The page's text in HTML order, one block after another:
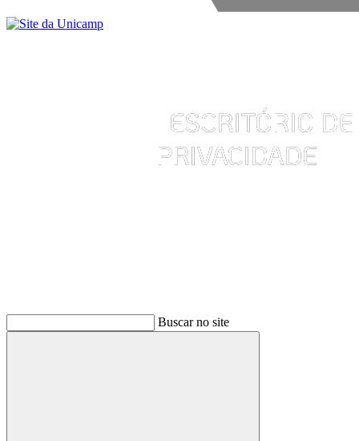
Buscar no site